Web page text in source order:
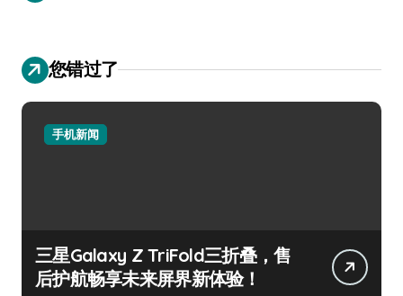
您错过了
手机新闻
三星Galaxy Z TriFold三折叠，售
后护航畅享未来屏界新体验！